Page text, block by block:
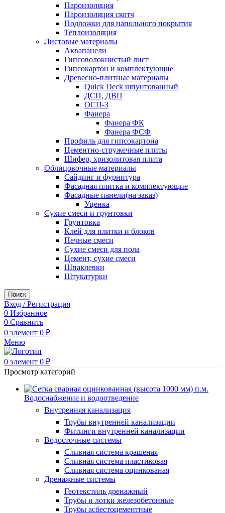
Пароизоляция
Пароизоляция скотч
Подложки для напольного покрытия
Теплоизоляция
Листовые материалы
Аквапанели
Гипсоволокнистый лист
Гипсокартон и комплектующие
Древесно-плитные материалы
Quick Deck шпунтованный
ДСП, ДВП
ОСП-3
Фанера
Фанера ФК
Фанера ФСФ
Профиль для гипсокартона
Цементно-стружечные плиты
Шифер, хризолитовая плита
Облицовочные материалы
Сайдинг и фурнитура
Фасадная плитка и комплектующие
Фасадные панели(на заказ)
Уценка
Сухие смеси и грунтовки
Грунтовка
Клей для плитки и блоков
Печные смеси
Сухие смеси для пола
Цемент, сухие смеси
Шпаклевки
Штукатурки
Поиск
Вход / Регистрация
0 Избранное
0 Сравнить
0 элемент 0 ₽
Меню
0 элемент 0 ₽
Просмотр категорий
Водоснабжение и водоотведение
Внутренняя канализация
Трубы внутренней канализации
Фитинги внутренней канализации
Водосточные системы
Сливная система крашеная
Сливная система пластиковая
Сливная система оцинкованая
Дренажные системы
Геотекстиль дренажный
Трубы и лотки железобетонные
Трубы асбестоцементные